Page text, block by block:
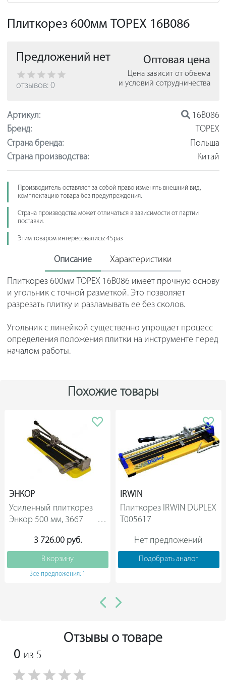
Плиткорез 600мм TOPEX 16B086
Предложений нет
отзывов: 0
Оптовая цена
Цена зависит от объема
и условий сотрудничества
Артикул:
16B086
Бренд:
TOPEX
Страна бренда:
Польша
Страна производства:
Китай
Производитель оставляет за собой право изменять внешний вид,
комплектацию товара без предупреждения.
Страна производства может отличаться в зависимости от партии
поставки.
Этим товаром интересовались: 45раз
Описание Характеристики
Плиткорез 600мм TOPEX 16B086 имеет прочную основу
и угольник с точной разметкой. Это позволяет
разрезать плитку и разламывать ее без сколов.
Угольник с линейкой существенно упрощает процесс
определения положения плитки на инструменте перед
началом работы.
Похожие товары
ЭНКОР
Усиленный плиткорез
Энкор 500 мм, 3667
3 726.00 руб.
В корзину
Все предложения: 1
IRWIN
Плиткорез IRWIN DUPLEX
Нет предложений
Подобрать аналог
Отзывы о товаре
0 из 5